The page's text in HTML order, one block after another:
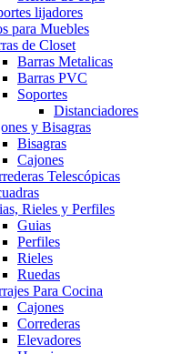
lijadores
para Muebles
de Closet
Barras Metalicas
Barras PVC
Soportes
Distanciadores
y Bisagras
Bisagras
Cajones
Telescópicas
Rieles y Perfiles
Guias
Perfiles
Rieles
Ruedas
Para Cocina
Cajones
Correderas
Elevadores